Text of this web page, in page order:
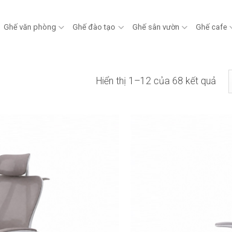
Ghế văn phòng Ghế đào tạo Ghế sân vườn Ghế cafe
Hiển thị 1–12 của 68 kết quảĐã
sắp